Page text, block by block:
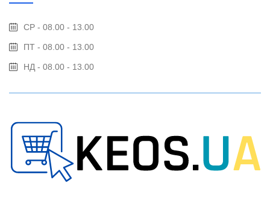
СР - 08.00 - 13.00
ПТ - 08.00 - 13.00
НД - 08.00 - 13.00